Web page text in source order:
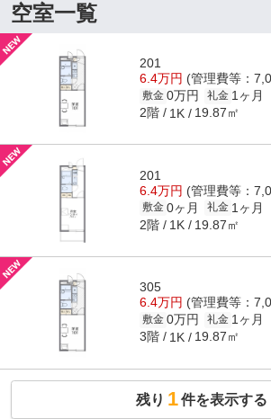
空室一覧
201
6.4万円 (管理費等：
敷金 0万円 礼金 1ヶ月
2階 1K 19.87㎡
201
6.4万円 (管理費等：
敷金 0ヶ月 礼金 1ヶ月
2階 1K 19.87㎡
305
6.4万円 (管理費等：
敷金 0万円 礼金 1ヶ月
3階 1K 19.87㎡
残り 1件を表示する